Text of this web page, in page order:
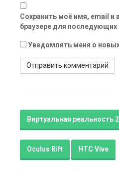
Сохранить моё имя, email и
браузере для
Уведомлять меня о
Виртуальная реальность
Oculus Rift HTC Vive